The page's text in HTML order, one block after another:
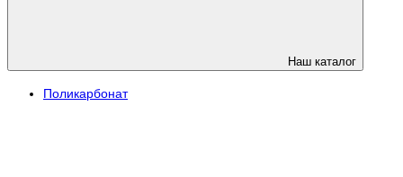
Наш каталог
Поликарбонат